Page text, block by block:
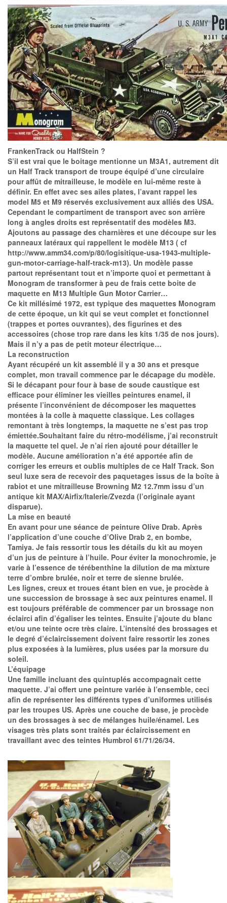
FrankenTrack ou HalfStein ?
S’il est vrai que le boitage mentionne un M3A1, autrement dit
un Half Track transport de troupe équipé d’une circulaire
pour affût de mitrailleuse, le modèle en lui-même reste à
définir. En effet avec ses ailes plates, l’avant rappel les
model M5 et M9 réservés exclusivement aux alliés des USA.
Cependant le compartiment de transport avec son arrière
long à angles droits est représentatif des modèles M3.
Ajoutons au passage des charnières et une découpe sur les
panneaux latéraux qui rappellent le modèle M13 ( cf
http://www.amm34.com/p/80/logisitique-usa-1943-multiple-
gun-motor-carriage-half-track-m13). Un modèle passe
partout représentant tout et n’importe quoi et permettant à
Monogram de transformer à peu de frais cette boite de
maquette en M13 Multiple Gun Motor Carrier…
Ce kit millésimé 1972, est typique des maquettes Monogram
de cette époque, un kit qui se veut complet et fonctionnel
(trappes et portes ouvrantes), des figurines et des
accessoires (chose trop rare dans les kits 1/35 de nos jours).
Mais il n’y a pas de petit moteur électrique…
La reconstruction
Ayant récupéré un kit assemblé il y a 30 ans et presque
complet, mon travail commence par le décapage du modèle.
Si le décapant pour four à base de soude caustique est
efficace pour éliminer les vieilles peintures enamel, il
présente l’inconvénient de décomposer les maquettes
montées à la colle à maquette classique. Les collages
remontant à très longtemps, la maquette ne s’est pas trop
émiettée.Souhaitant faire du rétro-modélisme, j’ai reconstruit
la maquette tel quel. Je n’ai rien ajouté pour détailler le
modèle. Aucune amélioration n’a été apportée afin de
corriger les erreurs et oublis multiples de ce Half Track. Son
seul luxe sera de recevoir des paquetages issus de la boîte à
rabiot et une mitrailleuse Browning M2 12.7mm issu d’un
antique kit MAX/Airfix/Italerie/Zvezda (l’originale ayant
disparue).
La mise en beauté
En avant pour une séance de peinture Olive Drab. Après
l’application d’une couche d’Olive Drab 2, en bombe,
Tamiya. Je fais ressortir tous les détails du kit au moyen
d’un jus de peinture à l’huile. Pour éviter la monochromie, je
varie à l’essence de térébenthine la dilution de ma mixture
terre d’ombre brulée, noir et terre de sienne brulée.
Les lignes, creux et troues étant bien en vue, je procède à
une succession de brossage à sec aux peintures enamel. Il
est toujours préférable de commencer par un brossage non
éclairci afin d’égaliser les teintes. Ensuite j’ajoute du blanc
et/ou une teinte ocre très claire. L’intensité des brossages et
le degré d’éclaircissement doivent faire ressortir les zones
plus exposées à la lumières, plus usées par la morsure du
soleil.
L’équipage
Une famille incluant des quintuplés accompagnait cette
maquette. J’ai offert une peinture variée à l’ensemble, ceci
afin de représenter les différents types d’uniformes utilisés
par les troupes US. Après une couche de base, je procède
un des brossages à sec de mélanges huile/énamel. Les
visages très plats sont traités par éclaircissement en
travaillant avec des teintes Humbrol 61/71/26/34.